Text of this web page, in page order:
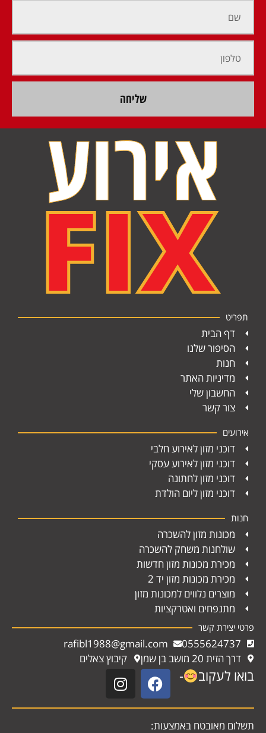
שליחה
תפריט
דף הבית
הסיפור שלנו
חנות
מדיניות האתר
החשבון שלי
צור קשר
אירועים
דוכני מזון לאירוע חלבי
דוכני מזון לאירוע עסקי
דוכני מזון לחתונה
דוכני מזון ליום הולדת
חנות
מכונות מזון להשכרה
שולחנות משחק להשכרה
מכירת מכונות מזון חדשות
מכירת מכונות מזון יד 2
מוצרים נלווים למכונות מזון
מתנפחים ואטרקציות
פרטי יצירת קשר
0555624737
rafibl1988@gmail.com
דרך הזית 20 מושב בן שמן
קיבוץ צאלים
בואו לעקוב -
תשלום מאובטח באמצעות: